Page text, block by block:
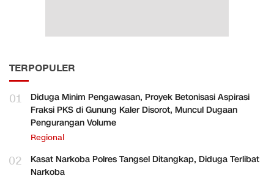
TERPOPULER
01
Diduga Minim Pengawasan, Proyek Betonisasi Aspirasi
Fraksi PKS di Gunung Kaler Disorot, Muncul Dugaan
Pengurangan Volume
Regional
02
Kasat Narkoba Polres Tangsel Ditangkap, Diduga Terlibat
Narkoba